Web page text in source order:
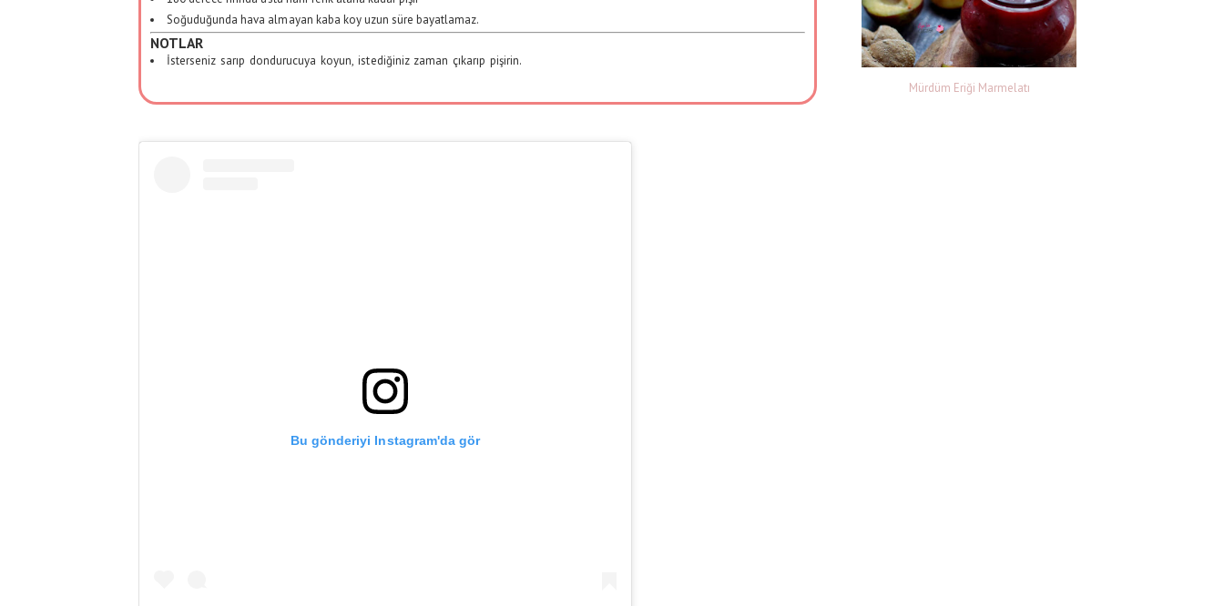
Soğuduğunda hava almayan kaba koy uzun süre bayatlamaz.
NOTLAR
İsterseniz sarıp dondurucuya koyun, istediğiniz zaman çıkarıp pişirin.
Bu gönderiyi Instagram'da gör
Mürdüm Eriği Marmelatı